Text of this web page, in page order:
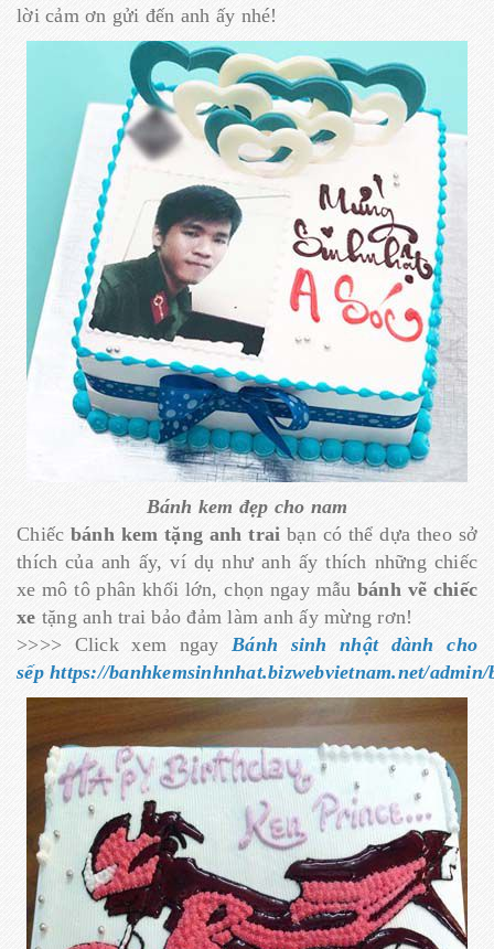
lời cảm ơn gửi đến anh ấy nhé!
Bánh kem đẹp cho nam
Chiếc bánh kem tặng anh traibạn có thể dựa theo sở
thích của anh ấy, ví dụ như anh ấy thích những chiếc
xe mô tô phân khối lớn, chọn ngay mẫu bánh vẽ chiếc
xe tặng anh trai bảo đảm làm anh ấy mừng rơn!
>>>> Click xem ngayBánh sinh nhật dành cho
sếp https://banhkemsinhnhat.bizwebvietnam.net/admin/